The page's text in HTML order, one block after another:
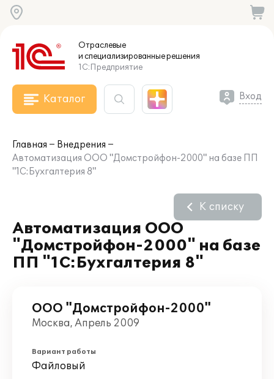
Отраслевые
и специализированныерешения
1С:Предприятие
Каталог Вход
Главная
Внедрения
Автоматизация ООО "Домстройфон-2000" на базе ПП
"1С:Бухгалтерия 8"
Автоматизация ООО
"Домстройфон-2000" на базе
ПП "1С:Бухгалтерия 8"
К списку
ООО "Домстройфон-2000"
Москва, Апрель 2009
Вариант работы
Файловый